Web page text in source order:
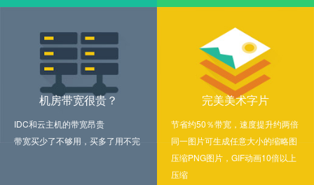
机房带宽很贵？
IDC和云主机的带宽昂贵
带宽买少了不够用，买多了用不完
完美美术字片
节省约50％带宽，速度提升约两倍
同一图片可生成任意大小的缩略图
压缩PNG图片，GIF动画10倍以上
压缩